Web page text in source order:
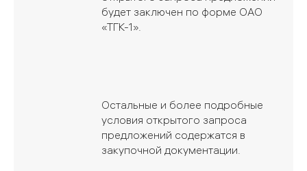
будет заключен по форме ОАО
«ТГК-1».
Остальные и более подробные
условия открытого запроса
предложений содержатся в
закупочной документации.